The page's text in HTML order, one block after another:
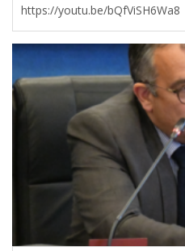
https://youtu.be/bQfViSH6Wa8